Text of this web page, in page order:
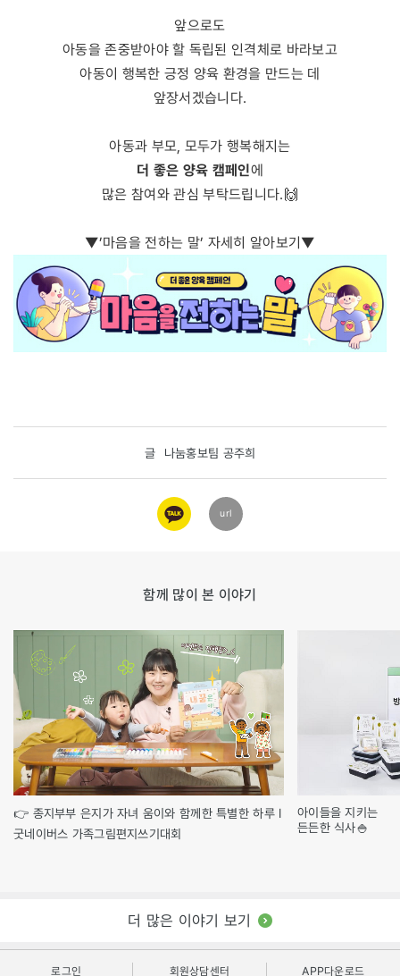
앞으로도
아동을 존중받아야 할 독립된 인격체로 바라보고
아동이 행복한 긍정 양육 환경을 만드는 데
앞장서겠습니다.
아동과 부모, 모두가 행복해지는
더 좋은 양육 캠페인에
많은 참여와 관심 부탁드립니다.🙌
▼’마음을 전하는 말’ 자세히 알아보기▼
글 나눔홍보팀 공주희
카카오
링크
url
함께 많이 본 이야기
👉 종지부부 은지가 자녀 움이와 함께한 특별한 하루 l
굿네이버스 가족그림편지쓰기대회
아이들을 지키는
든든한 식사🍚
더 많은 이야기 보기
로그인 회원상담센터 APP다운로드